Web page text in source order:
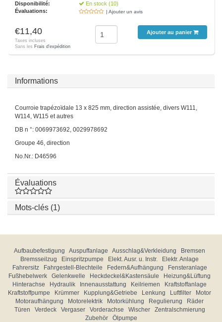
Disponibilité:
En stock (10)
Évaluations:
| Ajouter un avis
€11,40
Taxes incluses
Sans les Frais d'expédition
Ajouter au panier
Informations
Courroie trapézoïdale 13 x 825 mm, direction assistée, divers W111,
W114, W115 et autres
DB n °: 0069973692, 0029978692
Groupe 46, direction
No.Nr.: D46596
Évaluations
Mots-clés (1)
Aufbaubefestigung Auspuffanlage Ausschlag&Verkleidung
Bremsen
Bremsseilzug
Einspritzpumpe Elekt. Ausr. u. Instr.
Elektr. Anlage
Fahrersitz
Fahrgestell-Blechteile Federn&Aufhängung
Fensteranlage
Fußhebelwerk
Gelenkwelle Heckdeckel&Kastensäule
Heizung&Lüftung
Hinterachse
Hydraulik Innenausstattung Keilriemen
Kraftstoffanlage
Kraftstoffpumpe
Krümmer Kupplung&Getriebe Lenkung Luftfilter
Motor
Motoraufhängung
Motorelektrik Motorkühlung Regulierung
Räder
Türen
Verdeck Vergaser Vorderachse Wischer
Zentralschmierung
Zubehör
Ölpumpe